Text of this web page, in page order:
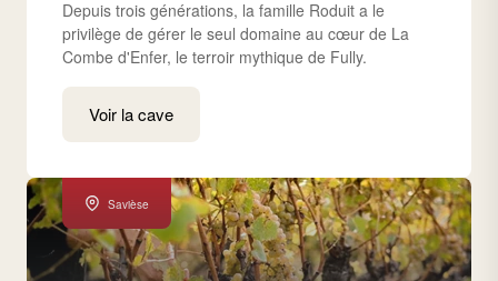
Depuis trois générations, la famille Roduit a le
privilège de gérer le seul domaine au cœur de La
Combe d'Enfer, le terroir mythique de Fully.
Voir la cave
Savièse